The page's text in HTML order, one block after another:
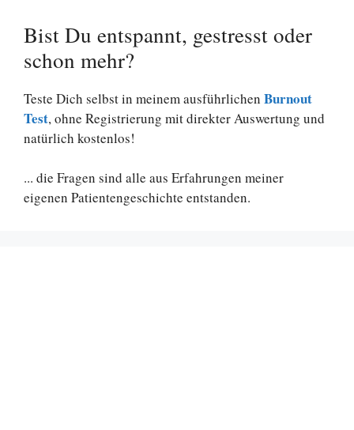
Bist Du entspannt, gestresst oder
schon mehr?
Teste Dich selbst in meinem ausführlichen Burnout
Test, ohne Registrierung mit direkter Auswertung und
natürlich kostenlos!
... die Fragen sind alle aus Erfahrungen meiner
eigenen Patientengeschichte entstanden.